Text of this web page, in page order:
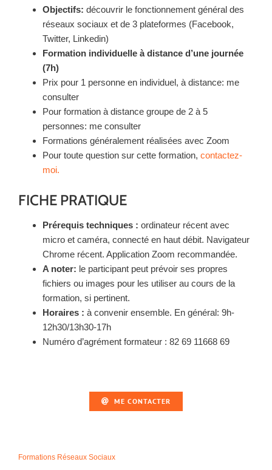
Objectifs: découvrir le fonctionnement général des
réseaux sociaux et de 3 plateformes (Facebook,
Twitter, Linkedin)
Formation individuelle à distance d’une journée
(7h)
Prix pour 1 personne en individuel, à distance: me
consulter
Pour formation à distance groupe de 2 à 5
personnes: me consulter
Formations généralement réalisées avec Zoom
Pour toute question sur cette formation, contactez-
moi.
FICHE PRATIQUE
Prérequis techniques : ordinateur récent avec
micro et caméra, connecté en haut débit. Navigateur
Chrome récent. Application Zoom recommandée.
A noter: le participant peut prévoir ses propres
fichiers ou images pour les utiliser au cours de la
formation, si pertinent.
Horaires : à convenir ensemble. En général: 9h-
12h30/13h30-17h
Numéro d’agrément formateur : 82 69 11668 69
ME CONTACTER
Formations Réseaux Sociaux